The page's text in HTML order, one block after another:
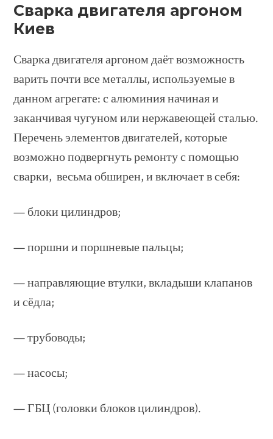
Сварка двигателя аргоном
Киев
Сварка двигателя аргоном даёт возможность
варить почти все металлы, используемые в
данном агрегате: с алюминия начиная и
заканчивая чугуном или нержавеющей сталью.
Перечень элементов двигателей, которые
возможно подвергнуть ремонту с помощью
сварки, весьма обширен, и включает в себя:
— блоки цилиндров;
— поршни и поршневые пальцы;
— направляющие втулки, вкладыши клапанов
и сёдла;
— трубоводы;
— насосы;
— ГБЦ (головки блоков цилиндров).